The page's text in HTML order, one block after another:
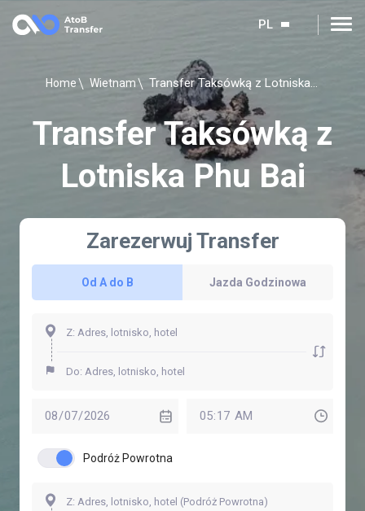
PL
Home Wietnam Transfer Taksówką z Lotniska Phu Bai
Transfer Taksówką z
Lotniska Phu Bai
Zarezerwuj Transfer
Od A do B Jazda Godzinowa
Podróż Powrotna